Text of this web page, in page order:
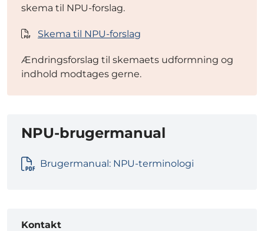
skema til NPU-forslag.
Skema til NPU-forslag
Ændringsforslag til skemaets udformning og
indhold modtages gerne.
NPU-brugermanual
Brugermanual: NPU-terminologi
Kontakt